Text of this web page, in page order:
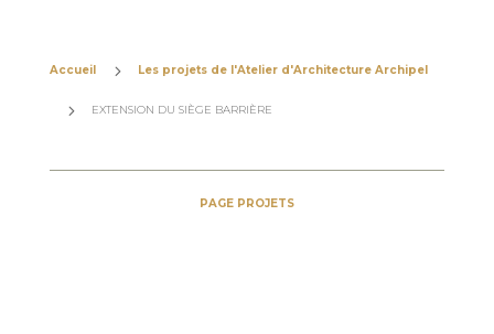
Accueil 5 Les projets de l'Atelier d'Architecture Archipel
5 EXTENSION DU SIÈGE BARRIÈRE
PAGE PROJETS